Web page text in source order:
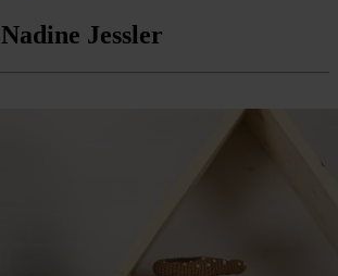
Nadine Jessler